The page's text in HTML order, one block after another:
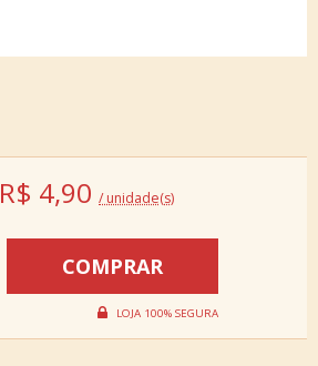
R$ 4,90 / unidade(s)